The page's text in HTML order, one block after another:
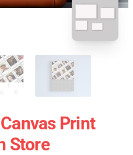
Print
Store